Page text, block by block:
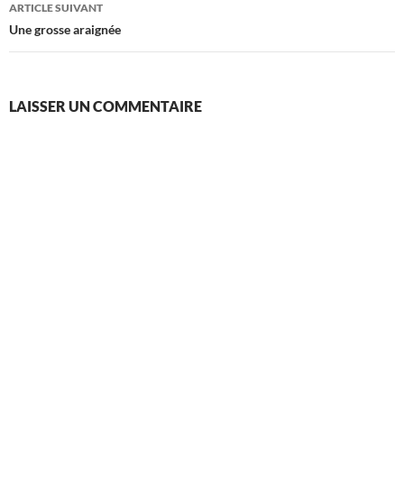
ARTICLE SUIVANT
Une grosse araignée
LAISSER UN COMMENTAIRE